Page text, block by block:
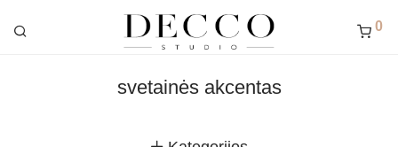
0
svetainės akcentas